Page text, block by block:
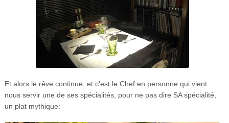
Et alors le rêve continue, et c’est le Chef en personne qui vient
nous servir une de ses spécialités, pour ne pas dire SA spécialité,
un plat mythique: